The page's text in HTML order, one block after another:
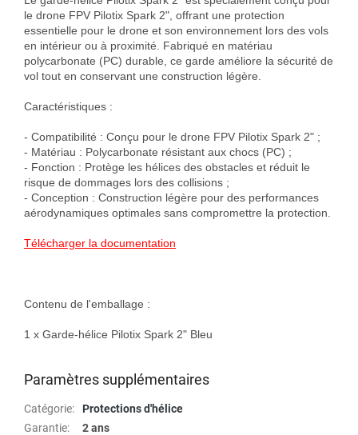
le drone FPV Pilotix Spark 2", offrant une protection
essentielle pour le drone et son environnement lors des vols
en intérieur ou à proximité. Fabriqué en matériau
polycarbonate (PC) durable, ce garde améliore la sécurité de
vol tout en conservant une construction légère.
Caractéristiques :
- Compatibilité : Conçu pour le drone FPV Pilotix Spark 2" ;
- Matériau : Polycarbonate résistant aux chocs (PC) ;
- Fonction : Protège les hélices des obstacles et réduit le
risque de dommages lors des collisions ;
- Conception : Construction légère pour des performances
aérodynamiques optimales sans compromettre la protection.
Télécharger la documentation
Contenu de l'emballage :
1 x Garde-hélice Pilotix Spark 2" Bleu
Paramètres supplémentaires
Catégorie:
Protections d'hélice
Garantie:
2 ans